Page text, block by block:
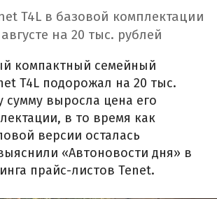
T4L в базовой комплектации
на 20 тыс. рублей
компактный семейный
T4L подорожал на 20 тыс.
сумму выросла цена его
в то время как
версии осталась
«Автоновости дня» в
прайс-листов Tenet.